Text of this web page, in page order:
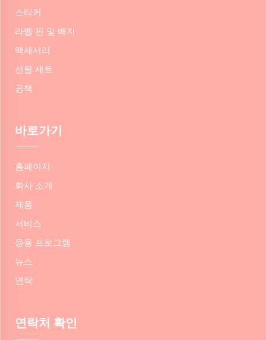
스티커
라벨 핀 및 배지
액세서리
선물 세트
공책
바로가기
홈페이지
회사 소개
제품
서비스
응용 프로그램
뉴스
연락
연락처 확인